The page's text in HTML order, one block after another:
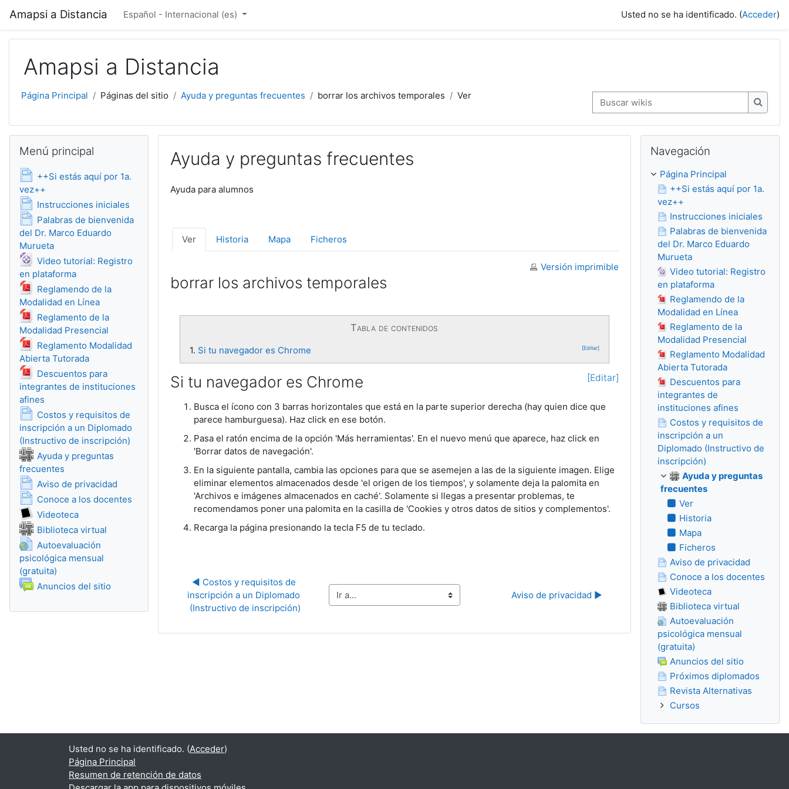
Amapsi a Distancia Español - Internacional ‎(es)‎ Usted no se ha identificado. (Acceder)
Amapsi a Distancia
Página Principal Páginas del sitio Ayuda y preguntas frecuentes borrar los archivos temporales
Ver
Buscar wikis
Buscar
Ayuda y preguntas frecuentes
Ayuda para alumnos
Ver Historia Mapa Ficheros
Versión imprimible
borrar los archivos temporales
Tabla de contenidos
1. Si tu navegador es Chrome [Editar]
Si tu navegador es Chrome [Editar]
Busca el ícono con 3 barras horizontales que está en la parte superior derecha (hay quien dice que
parece hamburguesa). Haz click en ese botón.
Pasa el ratón encima de la opción 'Más herramientas'. En el nuevo menú que aparece, haz click en
'Borrar datos de navegación'.
En la siguiente pantalla, cambia las opciones para que se asemejen a las de la siguiente imagen. Elige
eliminar elementos almacenados desde 'el origen de los tiempos', y solamente deja la palomita en
'Archivos e imágenes almacenados en caché'. Solamente si llegas a presentar problemas, te
recomendamos poner una palomita en la casilla de 'Cookies y otros datos de sitios y complementos'.
Recarga la página presionando la tecla F5 de tu teclado.
◀︎ Costos y requisitos de
inscripción a un Diplomado
(Instructivo de inscripción)
Ir a... Aviso de privacidad ▶︎
Menú principal
++Si estás aquí por 1a.
vez++
Instrucciones iniciales
Palabras de bienvenida
del Dr. Marco Eduardo
MuruetaPágina
Video tutorial: Registro
en plataformaArchivo
Reglamendo de la
Modalidad en LíneaArchivo
Reglamento de la
Modalidad Presencial
Reglamento Modalidad
Abierta TutoradaArchivo
Descuentos para
integrantes de instituciones
afines
Costos y requisitos de
inscripción a un Diplomado
(Instructivo de inscripción)
Ayuda y preguntas
frecuentes
Aviso de privacidad
Conoce a los docentes
Videoteca
Biblioteca virtual
Autoevaluación
psicológica mensual
(gratuita)
Anuncios del sitio
Navegación
Página Principal
++Si estás aquí por 1a.
vez++
Instrucciones iniciales
Palabras de bienvenida
del Dr. Marco Eduardo
Murueta
Video tutorial: Registro
en plataforma
Reglamendo de la
Modalidad en Línea
Reglamento de la
Modalidad Presencial
Reglamento Modalidad
Abierta Tutorada
Descuentos para
integrantes de
instituciones afines
Costos y requisitos de
inscripción a un
Diplomado (Instructivo de
inscripción)
Ayuda y preguntas
frecuentes
Ver
Historia
Mapa
Ficheros
Aviso de privacidad
Conoce a los docentes
Videoteca
Biblioteca virtual
Autoevaluación
psicológica mensual
(gratuita)
Anuncios del sitio
Próximos diplomados
Revista Alternativas
Cursos
Usted no se ha identificado. (Acceder)
Página Principal
Resumen de retención de datos